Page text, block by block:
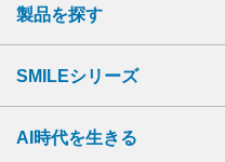
製品を探す
SMILEシリーズ
AI時代を生きる